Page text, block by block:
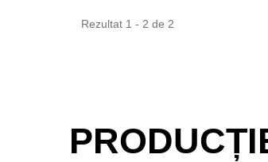
Rezultat 1 - 2 de 2